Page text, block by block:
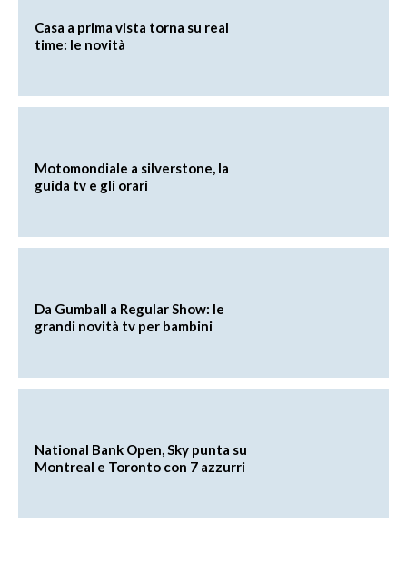
Casa a prima vista torna su real
time: le novità
Motomondiale a silverstone, la
guida tv e gli orari
Da Gumball a Regular Show: le
grandi novità tv per bambini
National Bank Open, Sky punta su
Montreal e Toronto con 7 azzurri